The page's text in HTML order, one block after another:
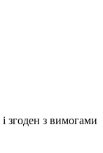
і згоден з вимогами